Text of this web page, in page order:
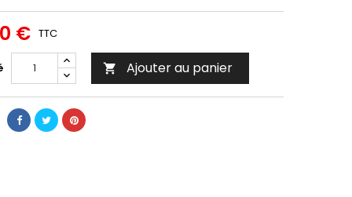
€ TTC
 Ajouter au panier